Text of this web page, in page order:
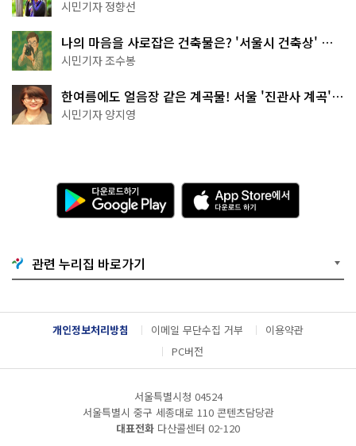
시민기자 정향선
나의 마음을 사로잡은 건축물은? '서울시 건축상' 수
상작 공개!
시민기자 조수봉
한여름에도 얼음장 같은 계곡물! 서울 '진관사 계곡'이
천국이네~
시민기자 양지영
다
운
로
기
G
o
g
l
e
A
p
p
e
서
다
운
관련 누리집 바로가기
개인정보처리방침 이메일 무단수집 거부
이용약관
PC버전
서울특별시청 04524
서울특별시 중구 세종대로 110 콘텐츠담당관
대표전화 다산콜센터 02-120